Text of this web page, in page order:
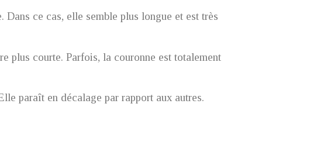
ce cas, elle semble plus longue et est très
plus courte. Parfois, la couronne est totalement
paraît en décalage par rapport aux autres.